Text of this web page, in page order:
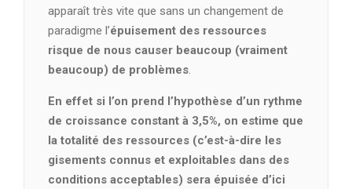
apparaît très vite que sans un changement de
paradigme l’épuisement des ressources
risque de nous causer beaucoup (vraiment
beaucoup) de problèmes.
En effet si l’on prend l’hypothèse d’un rythme
de croissance constant à 3,5%, on estime que
la totalité des ressources (c’est-à-dire les
gisements connus et exploitables dans des
conditions acceptables) sera épuisée d’ici